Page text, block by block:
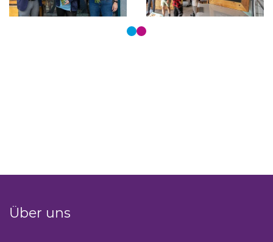
Über uns